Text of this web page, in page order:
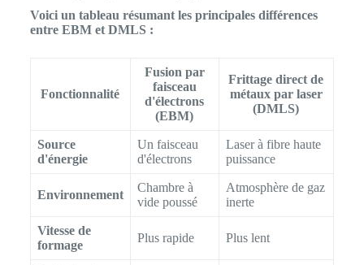
Voici un tableau résumant les principales différences
entre EBM et DMLS :
Fonctionnalité
Fusion par
faisceau
d'électrons
(EBM)
Frittage direct de
métaux par laser
(DMLS)
Source
d'énergie
Un faisceau
d'électrons
Laser à fibre haute
puissance
Environnement
Chambre à
vide poussé
Atmosphère de gaz
inerte
Vitesse de
formage
Plus rapide Plus lent